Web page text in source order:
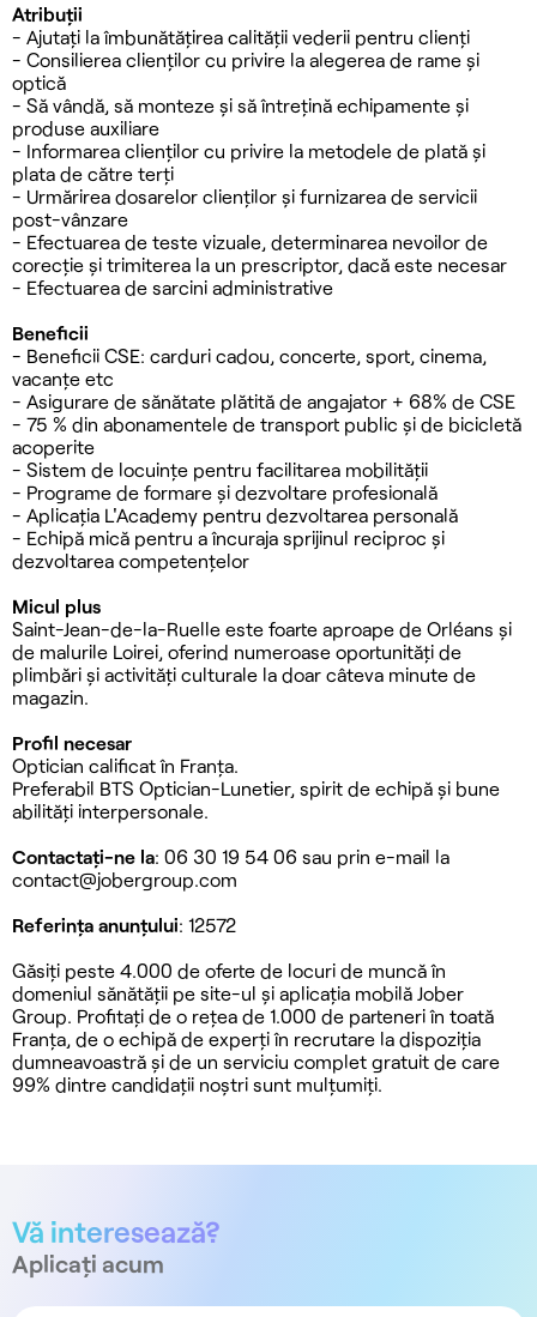
Atribuții
- Ajutați la îmbunătățirea calității vederii pentru clienți
- Consilierea clienților cu privire la alegerea de rame și
optică
- Să vândă, să monteze și să întrețină echipamente și
produse auxiliare
- Informarea clienților cu privire la metodele de plată și
plata de către terți
- Urmărirea dosarelor clienților și furnizarea de servicii
post-vânzare
- Efectuarea de teste vizuale, determinarea nevoilor de
corecție și trimiterea la un prescriptor, dacă este necesar
- Efectuarea de sarcini administrative
Beneficii
- Beneficii CSE: carduri cadou, concerte, sport, cinema,
vacanțe etc
- Asigurare de sănătate plătită de angajator + 68% de CSE
- 75 % din abonamentele de transport public și de bicicletă
acoperite
- Sistem de locuințe pentru facilitarea mobilității
- Programe de formare și dezvoltare profesională
- Aplicația L'Academy pentru dezvoltarea personală
- Echipă mică pentru a încuraja sprijinul reciproc și
dezvoltarea competențelor
Micul plus
Saint-Jean-de-la-Ruelle este foarte aproape de Orléans și
de malurile Loirei, oferind numeroase oportunități de
plimbări și activități culturale la doar câteva minute de
magazin.
Profil necesar
Optician calificat în Franța.
Preferabil BTS Optician-Lunetier, spirit de echipă și bune
abilități interpersonale.
Contactați-ne la: 06 30 19 54 06 sau prin e-mail la
contact@jobergroup.com
Referința anunțului: 12572
Găsiți peste 4.000 de oferte de locuri de muncă în
domeniul sănătății pe site-ul și aplicația mobilă Jober
Group. Profitați de o rețea de 1.000 de parteneri în toată
Franța, de o echipă de experți în recrutare la dispoziția
dumneavoastră și de un serviciu complet gratuit de care
99% dintre candidații noștri sunt mulțumiți.
Vă interesează?
Aplicați acum